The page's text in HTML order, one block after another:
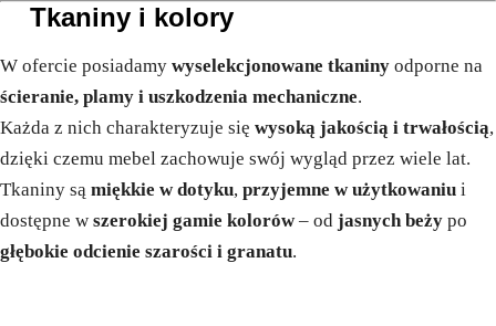
Tkaniny i kolory
W ofercie posiadamy wyselekcjonowane tkaniny odporne na
ścieranie, plamy i uszkodzenia mechaniczne.
Każda z nich charakteryzuje się wysoką jakością i trwałością,
dzięki czemu mebel zachowuje swój wygląd przez wiele lat.
Tkaniny są miękkie w dotyku, przyjemne w użytkowaniu i
dostępne w szerokiej gamie kolorów– od jasnych beży po
głębokie odcienie szarości i granatu.